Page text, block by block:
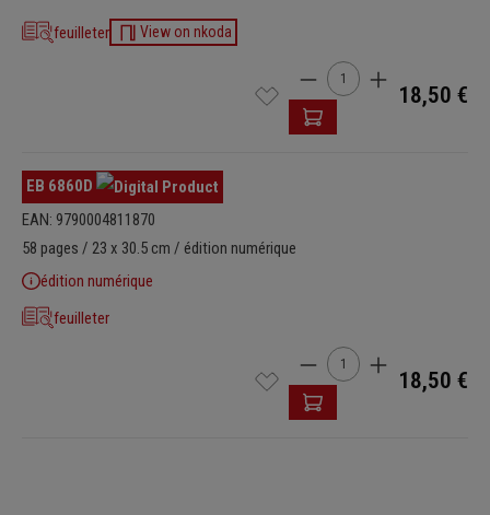
feuilleter View on nkoda
Quantité de produit :
18,50 €
EB 6860D
EAN: 9790004811870
58 pages / 23 x 30.5 cm / édition numérique
édition numérique
feuilleter
Quantité de produit :
18,50 €